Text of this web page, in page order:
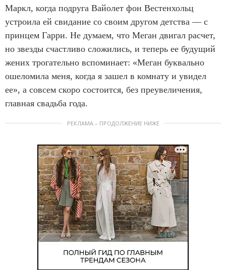
Маркл, когда подруга Вайолет фон Вестенхольц
устроила ей свидание со своим другом детства — с
принцем Гарри. Не думаем, что Меган двигал расчет,
но звезды счастливо сложились, и теперь ее будущий
жених трогательно вспоминает: «Меган буквально
ошеломила меня, когда я зашел в комнату и увидел
ее», а совсем скоро состоится, без преувеличения,
главная свадьба года.
РЕКЛАМА – ПРОДОЛЖЕНИЕ НИЖЕ